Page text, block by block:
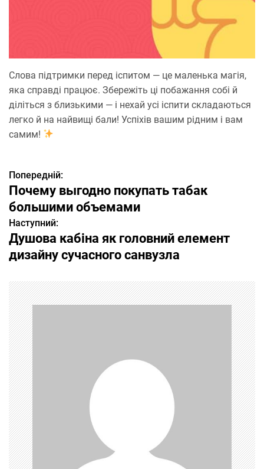
Слова підтримки перед іспитом — це маленька магія,
яка справді працює. Збережіть ці побажання собі й
діліться з близькими — і нехай усі іспити складаються
легко й на найвищі бали! Успіхів вашим рідним і вам
самим!
Н
а
в
і
г
а
ц
і
я
з
а
п
Попередній:
Почему выгодно покупать табак
большими объемами
Наступний:
Душова кабіна як головний елемент
дизайну сучасного санвузла